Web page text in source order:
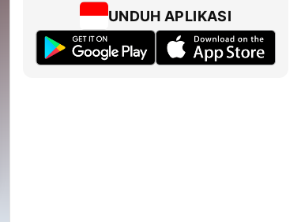
UNDUH APLIKASI